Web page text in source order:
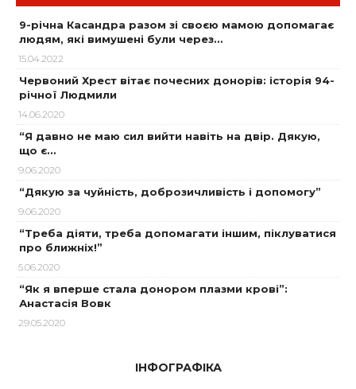
9-річна Касандра разом зі своєю мамою допомагає
людям, які вимушені були через…
15.04.2022
Червоний Хрест вітає почесних донорів: історія 94-
річної Людмили
14.06.2020
“Я давно не маю сил вийти навіть на двір. Дякую,
що є…
9.06.2020
“Дякую за чуйність, доброзичливість і допомогу”
9.06.2020
“Треба діяти, треба допомагати іншим, піклуватися
про ближніх!”
5.06.2020
“Як я вперше стала донором плазми крові”:
Анастасія Вовк
29.05.2020
ІНФОГРАФІКА